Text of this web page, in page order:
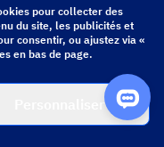
All Rights Reserved.
pour collecter des
du site, les publicités et
consentir, ou ajustez via «
en bas de page.
Personnaliser